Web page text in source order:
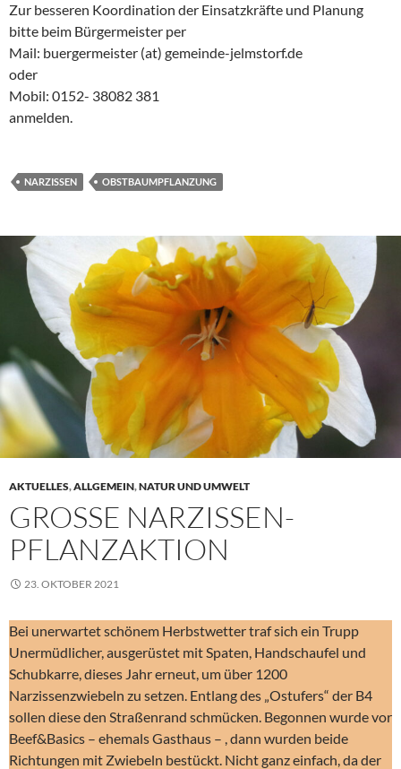
Zur besseren Koordination der Einsatzkräfte und Planung
bitte beim Bürgermeister per
Mail: buergermeister (at) gemeinde-jelmstorf.de
oder
Mobil: 0152- 38082 381
anmelden.
NARZISSEN OBSTBAUMPFLANZUNG
AKTUELLES,ALLGEMEIN,NATUR UND UMWELT
GROSSE NARZISSEN-P
FLANZAKTION
23. OKTOBER 2021
Bei unerwartet schönem Herbstwetter traf sich ein Trupp
Unermüdlicher, ausgerüstet mit Spaten, Handschaufel und
Schubkarre, dieses Jahr erneut, um über 1200
Narzissenzwiebeln zu setzen. Entlang des „Ostufers“ der B4
sollen diese den Straßenrand schmücken. Begonnen wurde vor
Beef&Basics – ehemals Gasthaus – , dann wurden beide
Richtungen mit Zwiebeln bestückt. Nicht ganz einfach, da der